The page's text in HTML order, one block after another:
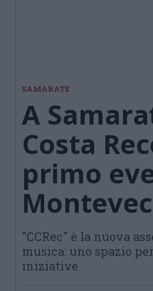
SAMARATE
A
Costa
primo
"CCRec" è la nuova
musica: uno spazio
iniziative